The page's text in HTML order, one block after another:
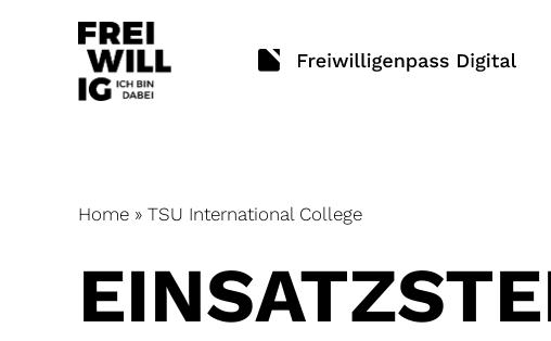
Home » TSU International College